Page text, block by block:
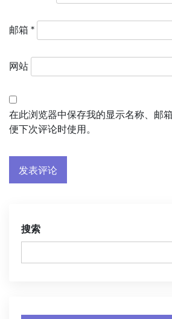
邮箱 *
网站
在此浏览器中保存我的显示名称、邮
便下次评论时使用。
搜索